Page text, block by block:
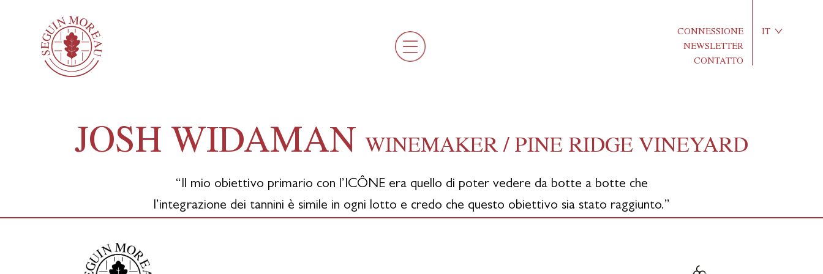
CONNESSIONE
NEWSLETTER
CONTATTO
IT
JOSH WIDAMAN WINEMAKER / PINE RIDGE VINEYARD
“Il mio obiettivo primario con l’ICÔNE era quello di poter vedere da botte a botte che
l’integrazione dei tannini è simile in ogni lotto e credo che questo obiettivo sia stato raggiunto.”